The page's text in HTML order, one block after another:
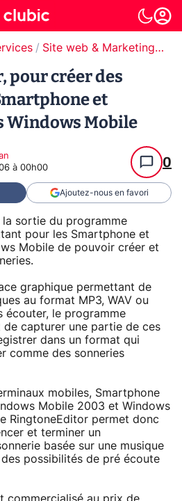
Site web & Marketing Digital
pour créer des
et
Windows Mobile
à 00h00 0
Ajoutez-nous en favori
la sortie du programme
pour les Smartphone et
Mobile de pouvoir créer et
graphique permettant de
au format MP3, WAV ou
écouter, le programme
de capturer une partie de ces
dans un format qui
comme des sonneries
mobiles, Smartphone
Mobile 2003 et Windows
RingtoneEditor permet donc
et terminer un
basée sur une musique
possibilités de pré écoute
commercialisé au prix de